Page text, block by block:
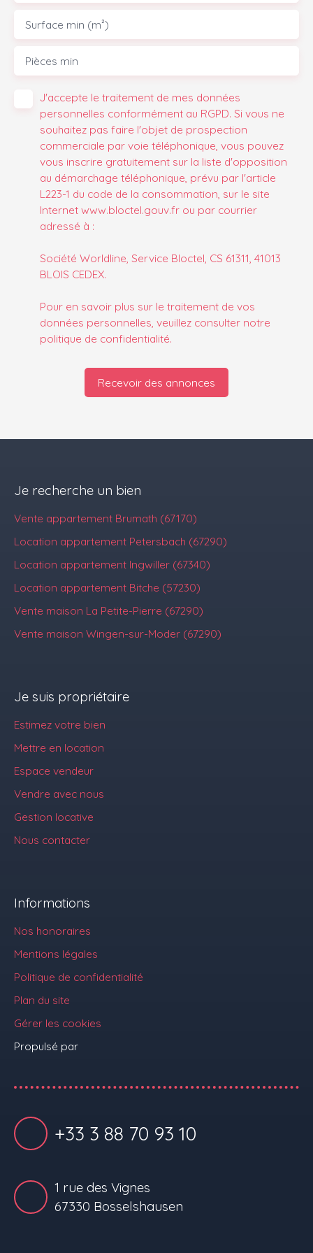
Surface min (m²)
Pièces min
J'accepte le traitement de mes données
personnelles conformément au RGPD. Si vous ne
souhaitez pas faire l'objet de prospection
commerciale par voie téléphonique, vous pouvez
vous inscrire gratuitement sur la liste d'opposition
au démarchage téléphonique, prévu par l'article
L223-1 du code de la consommation, sur le site
Internet www.bloctel.gouv.fr ou par courrier
adressé à :
Société Worldline, Service Bloctel, CS 61311, 41013
BLOIS CEDEX.
Pour en savoir plus sur le traitement de vos
données personnelles, veuillez consulter notre
politique de confidentialité.
Recevoir des annonces
Je recherche un bien
Vente appartement Brumath (67170)
Location appartement Petersbach (67290)
Location appartement Ingwiller (67340)
Location appartement Bitche (57230)
Vente maison La Petite-Pierre (67290)
Vente maison Wingen-sur-Moder (67290)
Je suis propriétaire
Estimez votre bien
Mettre en location
Espace vendeur
Vendre avec nous
Gestion locative
Nous contacter
Informations
Nos honoraires
Mentions légales
Politique de confidentialité
Plan du site
Gérer les cookies
Propulsé par
+33 3 88 70 93 10
1 rue des Vignes
67330 Bosselshausen